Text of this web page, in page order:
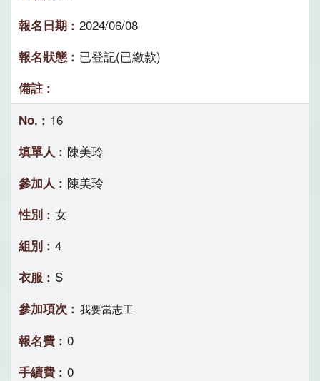
2024/06/08
已登記(已繳款)
16
陳美玲
陳美玲
女
4
S
我要當志工
0
0